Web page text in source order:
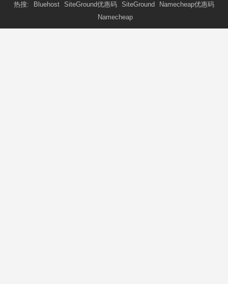
热搜: Bluehost SiteGround优惠码 SiteGround
Namecheap优惠码
Namecheap